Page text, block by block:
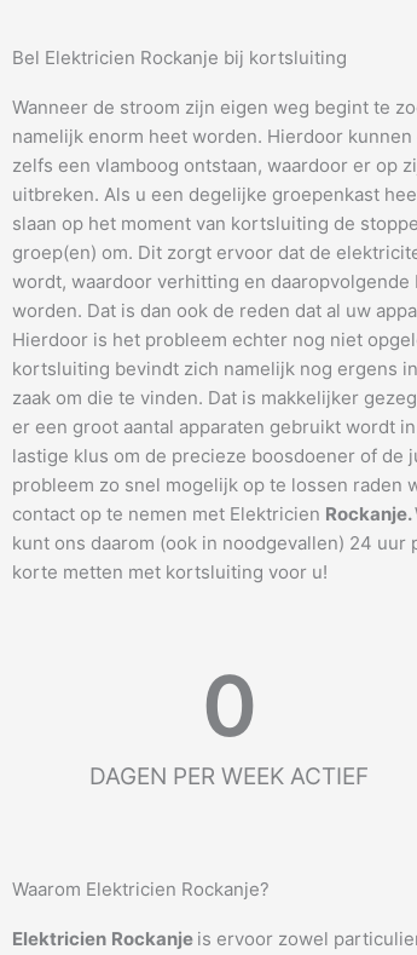
Bel Elektricien Rockanje bij kortsluiting
Wanneer de stroom zijn eigen weg begint te
namelijk enorm heet worden. Hierdoor
zelfs een vlamboog ontstaan, waardoor er op
uitbreken. Als u een degelijke groepenkast
slaan op het moment van kortsluiting de
groep(en) om. Dit zorgt ervoor dat de
wordt, waardoor verhitting en daaropvolgende
worden. Dat is dan ook de reden dat al uw
Hierdoor is het probleem echter nog niet
kortsluiting bevindt zich namelijk nog ergens
zaak om die te vinden. Dat is makkelijker
er een groot aantal apparaten gebruikt wordt
lastige klus om de precieze boosdoener of de
probleem zo snel mogelijk op te lossen raden
contact op te nemen met Elektricien Rockanje.
kunt ons daarom (ook in noodgevallen) 24 uur
korte metten met kortsluiting voor u!
DAGEN PER WEEK ACTIEF
0
Waarom Elektricien Rockanje?
Elektricien Rockanje is ervoor zowel